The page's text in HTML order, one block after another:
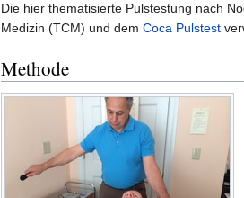
Die hier thematisierte Pulstestung nach
Medizin (TCM) und dem Coca Pulstest
Methode